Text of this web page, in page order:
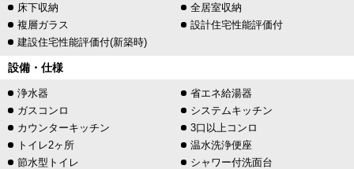
床下収納
全居室収納
複層ガラス
設計住宅性能評価付
建設住宅性能評価付(新築時)
設備・仕様
浄水器
省エネ給湯器
ガスコンロ
システムキッチン
カウンターキッチン
3口以上コンロ
トイレ2ヶ所
温水洗浄便座
節水型トイレ
シャワー付洗面台